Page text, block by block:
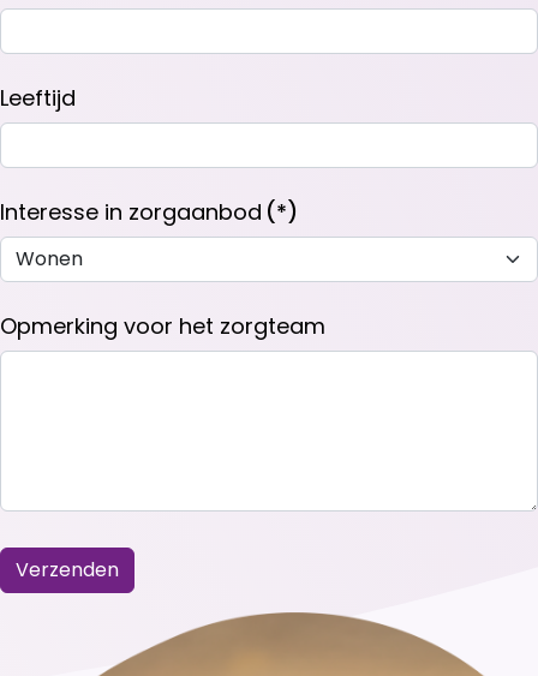
Leeftijd
Interesse in zorgaanbod (*)
Opmerking voor het zorgteam
Verzenden